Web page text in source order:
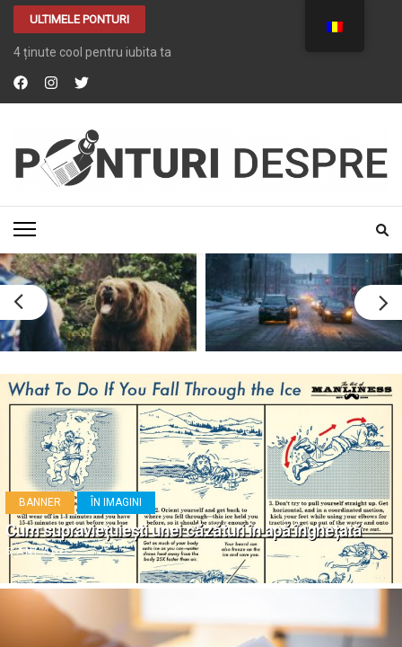
ULTIMELE PONTURI
4 ținute cool pentru iubita ta
PONTURI DESPRE
BANNER ÎN IMAGINI
Cum supraviețuiești unei căzături în apă înghețată
5 ANI AGO